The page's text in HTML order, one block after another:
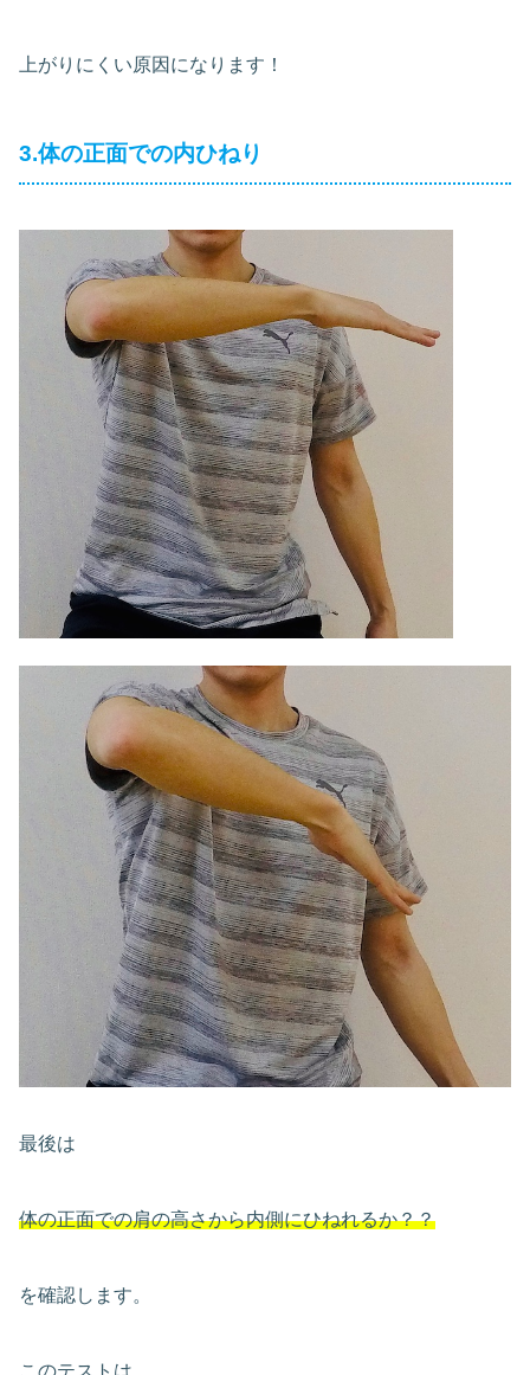
上がりにくい原因になります！
3.体の正面での内ひねり
最後は
体の正面での肩の高さから内側にひねれるか？？
を確認します。
このテストは